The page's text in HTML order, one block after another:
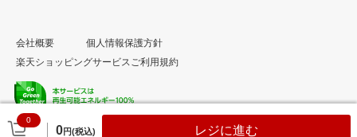
0
0円(税込) レジに進む
会社概要
個人情報保護方針
楽天ショッピングサービスご利用規約
© Rakuten Group, Inc.